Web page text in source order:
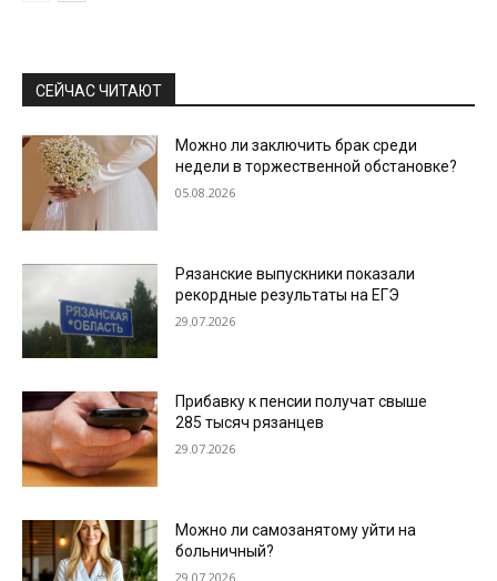
СЕЙЧАС ЧИТАЮТ
Можно ли заключить брак среди
недели в торжественной обстановке?
05.08.2026
Рязанские выпускники показали
рекордные результаты на ЕГЭ
29.07.2026
Прибавку к пенсии получат свыше
285 тысяч рязанцев
29.07.2026
Можно ли самозанятому уйти на
больничный?
29.07.2026